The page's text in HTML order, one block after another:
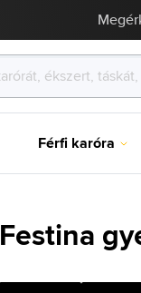
Férfi karóra
Festina